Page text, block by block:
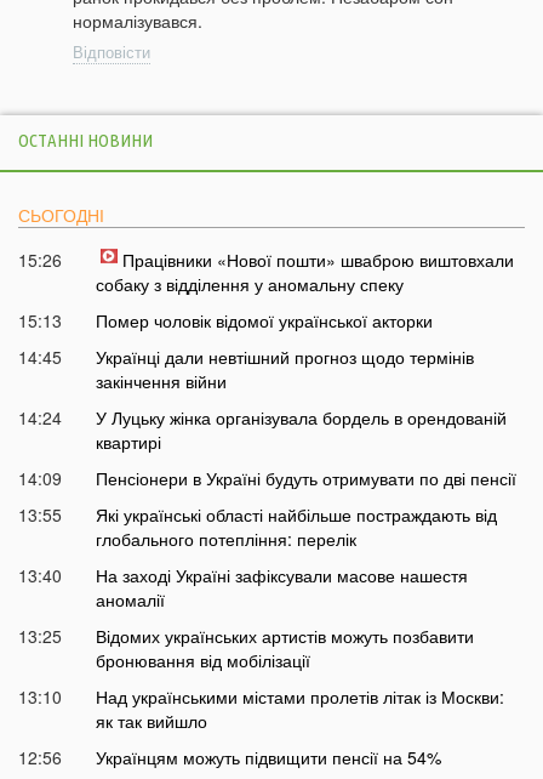
нормалізувався.
Відповісти
ОСТАННІ НОВИНИ
СЬОГОДНІ
15:26
Працівники «Нової пошти» шваброю виштовхали
собаку з відділення у аномальну спеку
15:13
Помер чоловік відомої української акторки
14:45
Українці дали невтішний прогноз щодо термінів
закінчення війни
14:24
У Луцьку жінка організувала бордель в орендованій
квартирі
14:09
Пенсіонери в Україні будуть отримувати по дві пенсії
13:55
Які українські області найбільше постраждають від
глобального потепління: перелік
13:40
На заході Україні зафіксували масове нашестя
аномалії
13:25
Відомих українських артистів можуть позбавити
бронювання від мобілізації
13:10
Над українськими містами пролетів літак із Москви:
як так вийшло
12:56
Українцям можуть підвищити пенсії на 54%